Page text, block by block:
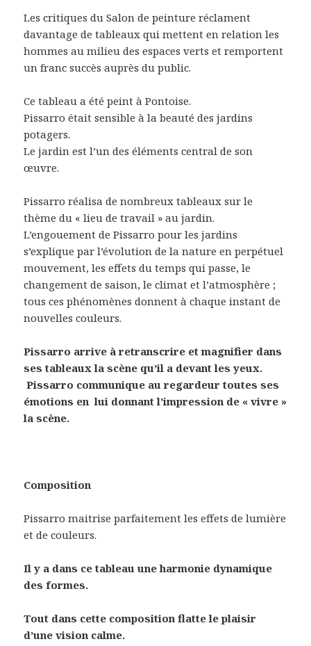
Les critiques du Salon de peinture réclament
davantage de tableaux qui mettent en relation les
hommes au milieu des espaces verts et remportent
un franc succès auprès du public.
Ce tableau a été peint à Pontoise.
Pissarro était sensible à la beauté des jardins
potagers.
Le jardin est l’un des éléments central de son
œuvre.
Pissarro réalisa de nombreux tableaux sur le
thème du « lieu de travail » au jardin.
L’engouement de Pissarro pour les jardins
s’explique par l’évolution de la nature en perpétuel
mouvement, les effets du temps qui passe, le
changement de saison, le climat et l’atmosphère ;
tous ces phénomènes donnent à chaque instant de
nouvelles couleurs.
Pissarro arrive à retranscrire et magnifier dans
ses tableaux la scène qu’il a devant les yeux.
Pissarro communique au regardeur toutes ses
émotions en lui donnant l’impression de « vivre »
la scène.
Composition
Pissarro maitrise parfaitement les effets de lumière
et de couleurs.
Il y a dans ce tableau une harmonie dynamique
des formes.
Tout dans cette composition flatte le plaisir
d’une vision calme.